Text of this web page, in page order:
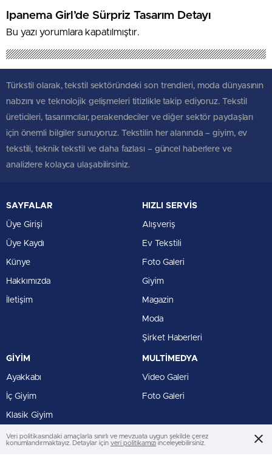
Ipanema Girl’de Sürpriz Tasarım Detayı
Bu yazı yorumlara kapatılmıştır.
Türkstil olarak, tekstil sektöründeki son trendleri, moda dünyasının
nabzını ve teknolojik gelişmeleri titizlikle takip ediyoruz. Tekstil
üreticileri, tasarımcılar, perakendeciler ve diğer sektör paydaşları
için önemli bilgiler sunuyoruz. Tekstilin her alanında – giyim, ev
tekstili, teknik tekstil ve daha fazlası – güncel haberlere ve
analizlere kolayca ulaşabilirsiniz.
SAYFALAR
Üye Girişi
Üye Kaydı
Künye
Hakkımızda
İletişim
HIZLI SERVİS
Alışveriş
Ev Tekstili
Foto Galeri
Giyim
Magazin
Moda
Şirket Haberleri
GİYİM
Ayakkabı
İç Giyim
Klasik Giyim
Spor Giyim
MULTİMEDYA
Video Galeri
Foto Galeri
Veri politikasındaki amaçlarla sınırlı ve mevzuata uygun şekilde çerez
konumlandırmaktayız. Detaylar için veri politikamızı inceleyebilirsiniz.